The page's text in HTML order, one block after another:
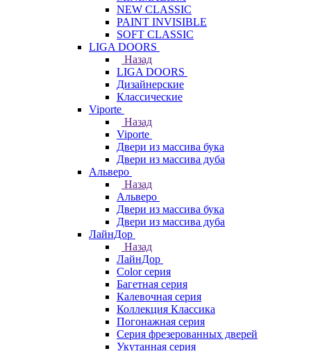
NEW CLASSIC
PAINT INVISIBLE
SOFT CLASSIC
LIGA DOORS
Назад
LIGA DOORS
Дизайнерские
Классические
Viporte
Назад
Viporte
Двери из массива бука
Двери из массива дуба
Альверо
Назад
Альверо
Двери из массива бука
Двери из массива дуба
ЛайнДор
Назад
ЛайнДор
Color серия
Багетная серия
Калевочная серия
Коллекция Классика
Погонажная серия
Серия фрезерованных дверей
Укутанная серия